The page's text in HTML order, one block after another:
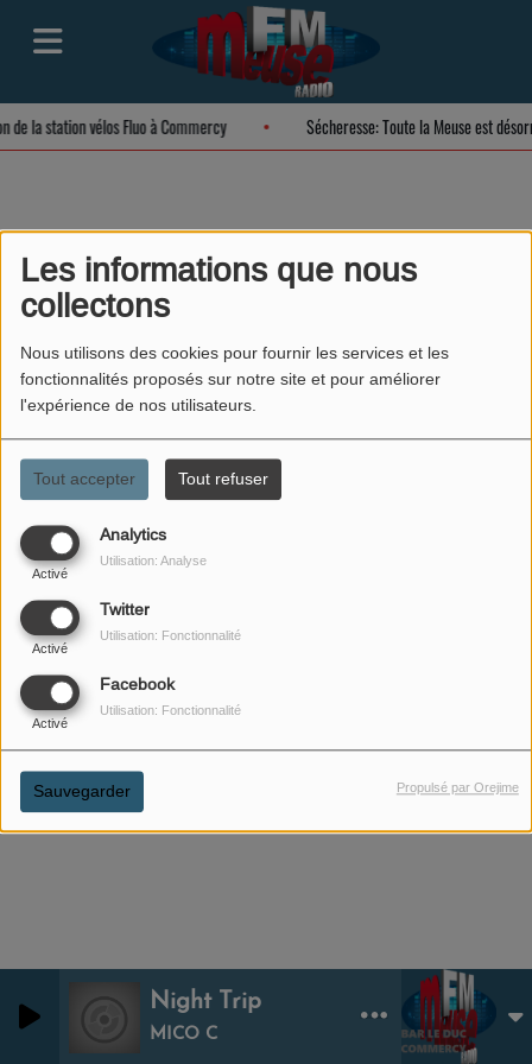
Les informations que nous
collectons
Nous utilisons des cookies pour fournir les services et les
fonctionnalités proposés sur notre site et pour améliorer
l'expérience de nos utilisateurs.
Tout accepter Tout refuser
Analytics
Activé
Utilisation: Analyse
Twitter
Activé
Utilisation: Fonctionnalité
Facebook
Activé
Utilisation: Fonctionnalité
Sauvegarder Propulsé par Orejime
Night Trip
MICO C
de la station vélos Fluo à Commercy Sécheresse: Toute la Meuse est
Je me piège moi-
même Capucine
0 0
11 NOVEMBRE 2025
ÉCOUTER LE PODCAST
Chronique: Je me piège moi-même Capucine